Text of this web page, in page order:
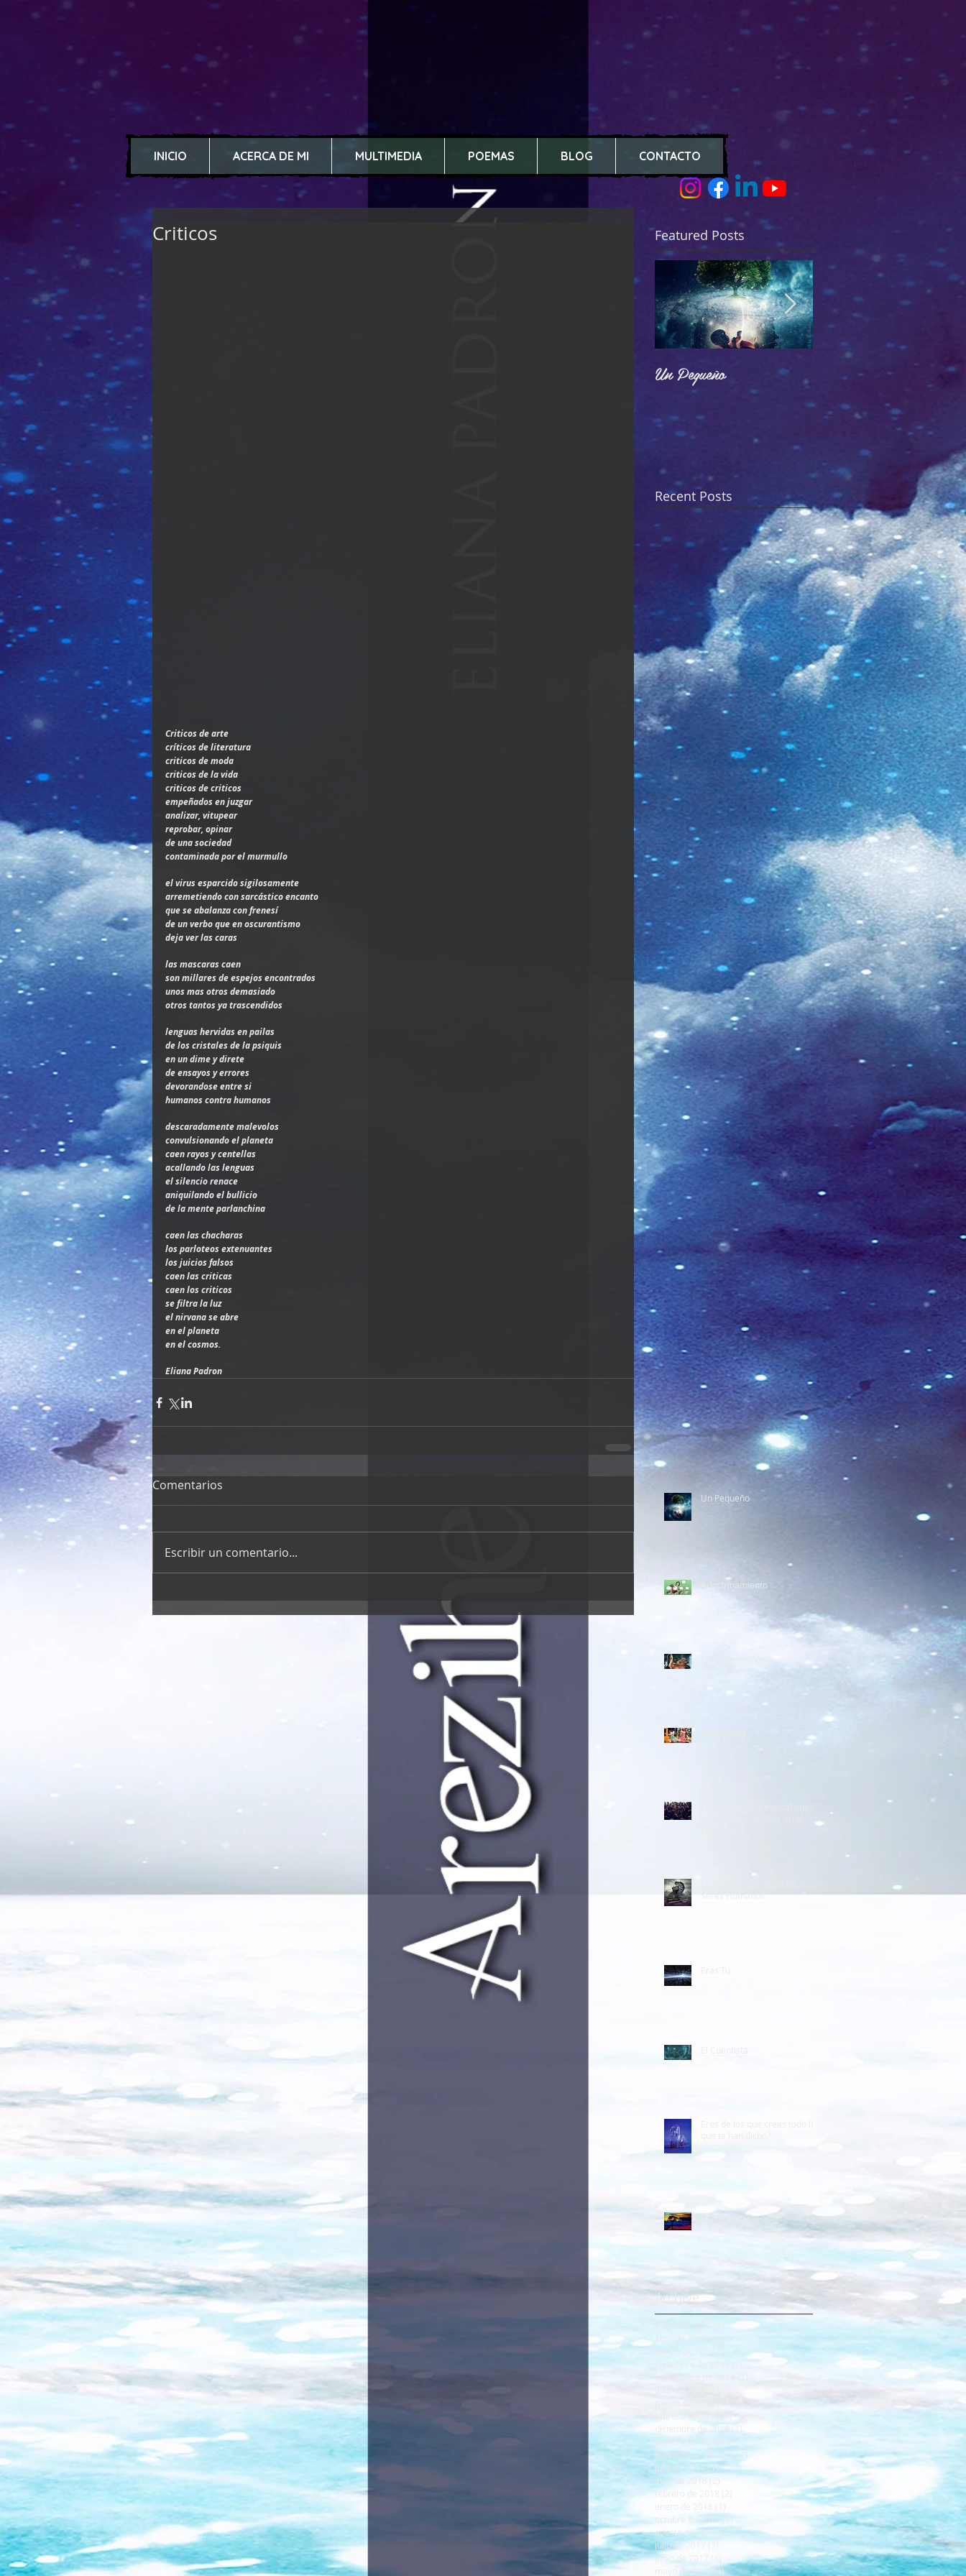
INICIO ACERCA DE MI MULTIMEDIA POEMAS BLOG CONTACTO
Criticos
Criticos de arte
críticos de literatura
criticos de moda
criticos de la vida
criticos de criticos
empeñados en juzgar
analizar, vitupear
reprobar, opinar
de una sociedad
contaminada por el murmullo
el virus esparcido sigilosamente
arremetiendo con sarcástico encanto
que se abalanza con frenesí
de un verbo que en oscurantismo
deja ver las caras
las mascaras caen
son millares de espejos encontrados
unos mas otros demasiado
otros tantos ya trascendidos
lenguas hervidas en pailas
de los cristales de la psiquis
en un dime y direte
de ensayos y errores
devorandose entre si
humanos contra humanos
descaradamente malevolos
convulsionando el planeta
caen rayos y centellas
acallando las lenguas
el silencio renace
aniquilando el bullicio
de la mente parlanchina
caen las chacharas
los parloteos extenuantes
los juicios falsos
caen las criticas
caen los criticos
se filtra la luz
el nirvana se abre
en el planeta
en el cosmos.
Eliana Padron
Comentarios
Escribir un comentario...
Featured Posts
Un Pequeño Adoctrinamiento
Recent Posts
Un Pequeño
Adoctrinamiento
El verdadero Virus
Seres Humanos
Un Paraiso Perdido
Archive
mayo de 2020
1 entrada
(1)
marzo de 2020
1 entrada
1 entrada
(1)1 entrada
diciembre de 2018 (1)
octubre de 2018
1 entrada
septiembre de 2018
1 entrada
julio de 2018 (1)1 entrada
abril de 2018
febrero de 2018
octubre de 2017 (1)
agosto de 2017 (2)
2 entradas
julio de 2017
3 entradas
junio de 2017
4 entradas
mayo de 2017 (4)4 entradas